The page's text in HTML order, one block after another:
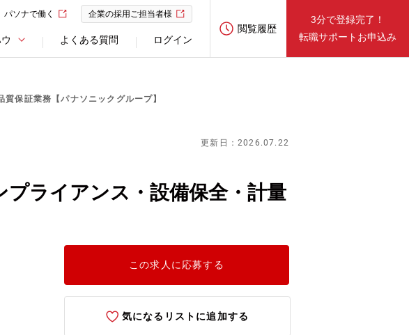
パソナで働く 企業の採用ご担当者様
よくある質問 ログイン
閲覧履歴
3分で登録完了！
転職サポートお申込み
保証業務【パナソニックグループ】
更新日：2026.07.22
プライアンス・設備保全・計量
この求人に応募する
気になるリストに追加する